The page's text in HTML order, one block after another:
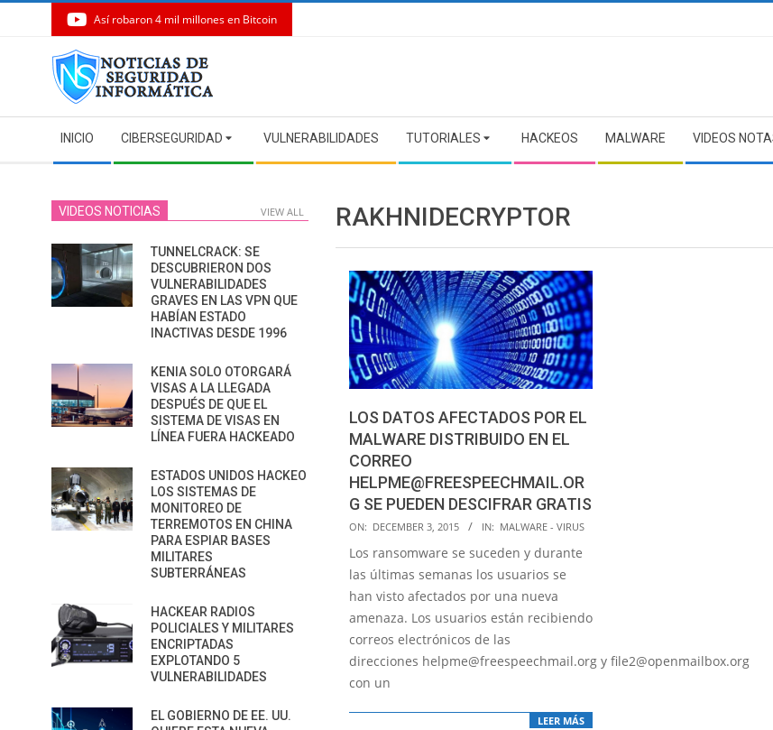
Así robaron 4 mil millones en Bitcoin
Navigation
Menu
INICIO CIBERSEGURIDAD VULNERABILIDADES TUTORIALES HACKEOS MALWARE VIDEOS
RAKHNIDECRYPTOR
LOS DATOS AFECTADOS POR EL
MALWARE DISTRIBUIDO EN EL
CORREO
HELPME@FREESPEECHMAIL.OR
G SE PUEDEN DESCIFRAR GRATIS
2015-
12-
03
ON: DECEMBER 3, 2015 IN: MALWARE - VIRUS
Los ransomware se suceden y durante
las últimas semanas los usuarios se
han visto afectados por una nueva
amenaza. Los usuarios están recibiendo
correos electrónicos de las
direcciones helpme@freespeechmail.org y file2@openmailbox.org
con un
LEER MÁS
VIDEOS NOTICIAS VIEW ALL
TUNNELCRACK: SE
DESCUBRIERON DOS
VULNERABILIDADES
GRAVES EN LAS VPN QUE
HABÍAN ESTADO
INACTIVAS DESDE 1996
KENIA SOLO OTORGARÁ
VISAS A LA LLEGADA
DESPUÉS DE QUE EL
SISTEMA DE VISAS EN
LÍNEA FUERA HACKEADO
ESTADOS UNIDOS HACKEO
LOS SISTEMAS DE
MONITOREO DE
TERREMOTOS EN CHINA
PARA ESPIAR BASES
MILITARES
SUBTERRÁNEAS
HACKEAR RADIOS
POLICIALES Y MILITARES
ENCRIPTADAS
EXPLOTANDO 5
VULNERABILIDADES
EL GOBIERNO DE EE. UU.